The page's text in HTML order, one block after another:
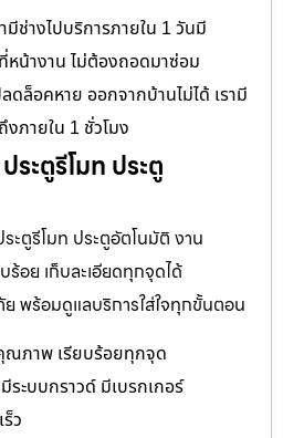
ช่างไปบริการภายใน 1 วันมี
หน้างาน ไม่ต้องถอดมาซ่อม
ล็อคหาย ออกจากบ้านไม่ได้ เรามี
ภายใน 1 ชั่วโมง
ะตูรีโมท ประตู
ะตูรีโมท ประตูอัตโนมัติ งาน
ร้อย เก็บละเอียดทุกจุดได้
พร้อมดูแลบริการใส่ใจทุกขั้นตอน
ณภาพ เรียบร้อยทุกจุด
ะบบกราวด์ มีเบรกเกอร์
ว